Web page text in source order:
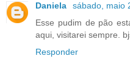
Daniela
sábado, maio
Esse pudim de pão
aqui, visitarei sempre.
Responder